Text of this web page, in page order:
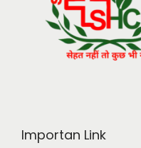
Importan Link